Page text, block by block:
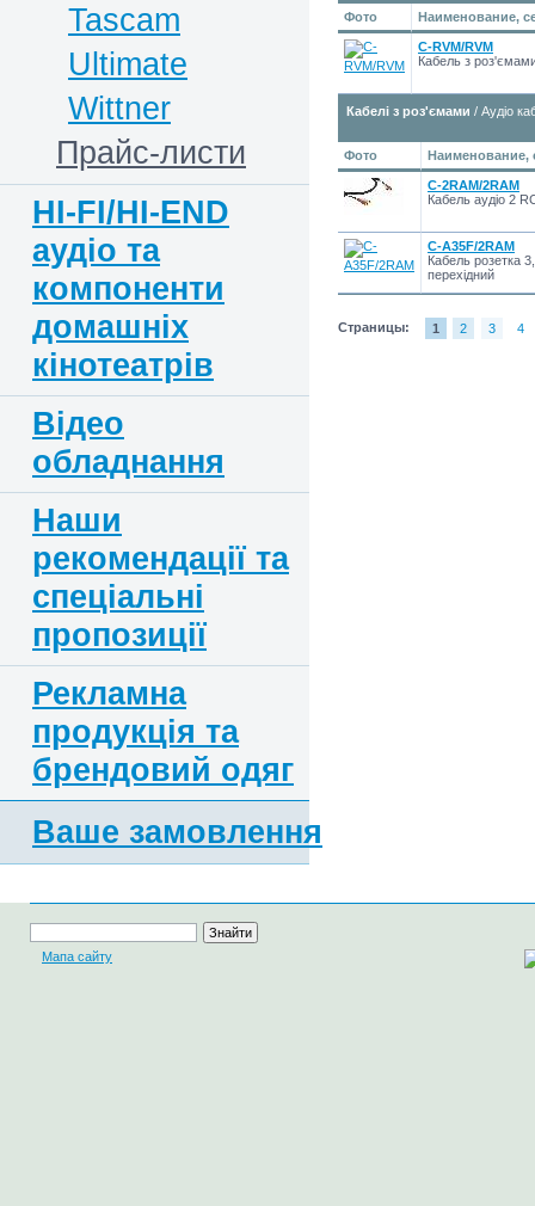
Tascam
Ultimate
Wittner
Прайс-листи
HI-FI/HI-END
аудіо та
компоненти
домашніх
кінотеатрів
Відео
обладнання
Наши
рекомендації та
спеціальні
пропозиції
Рекламна
продукція та
брендовий одяг
Ваше замовлення
Фото Наименование,
C-RVM/RVM
Кабель з
Кабелі з роз'ємами / Аудіо
Фото Наименование,
C-2RAM/2RAM
Кабель аудіо 2
C-A35F/2RAM
Кабель розетка
перехідний
Страницы: 1 2 3 4
Мапа сайту